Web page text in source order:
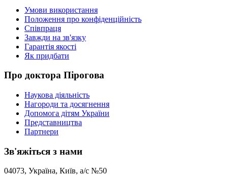
Умови використання
Положення про конфіденційність
Співпраця
Завжди на зв'язку
Гарантія якості
Як придбати
Про доктора Пірогова
Наукова діяльність
Нагороди та досягнення
Допомога дітям України
Представництва
Партнери
Зв'яжіться з нами
04073, Україна, Київ, а/с №50